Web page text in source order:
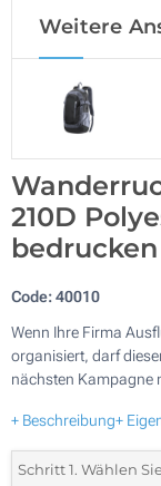
Weitere
210D
bedrucken
Code:40010
Wenn Ihre Firma
organisiert, darf
nächsten Kampagne
+ Beschreibung+
Schritt 1. Wählen